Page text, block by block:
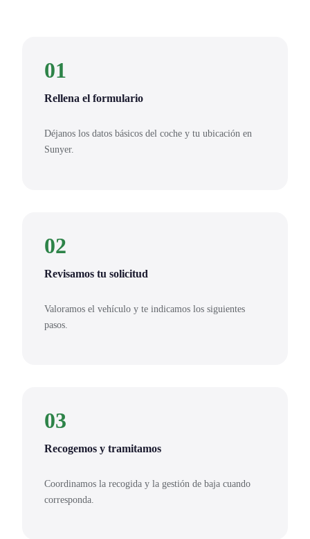
01
Rellena el formulario
Déjanos los datos básicos del coche y tu ubicación en
Sunyer.
02
Revisamos tu solicitud
Valoramos el vehículo y te indicamos los siguientes
pasos.
03
Recogemos y tramitamos
Coordinamos la recogida y la gestión de baja cuando
corresponda.